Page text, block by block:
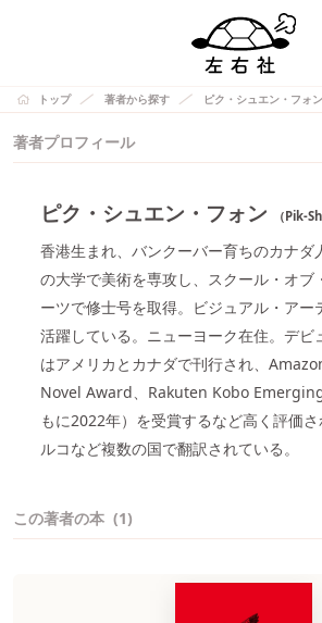
トップ 著者から探す ピク・シュエン・フォン
著者プロフィール
ピク・シュエン・フォン （Pik-
香港生まれ、バンクーバー育ちのカナダ
の大学で美術を専攻し、スクール・オブ
ーツで修士号を取得。ビジュアル・アー
活躍している。ニューヨーク在住。デビ
はアメリカとカナダで刊行され、
Novel Award、Rakuten Kobo
もに2022年）を受賞するなど高く評価
ルコなど複数の国で翻訳されている。
この著者の本 (1)